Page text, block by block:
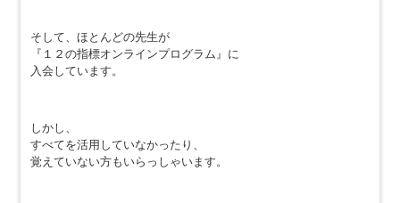
そして、ほとんどの先生が
『１２の指標オンラインプログラム』に
入会しています。
しかし、
すべてを活用していなかったり、
覚えていない方もいらっしゃいます。